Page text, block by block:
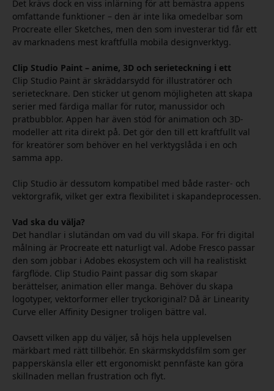
Det krävs dock en viss inlärning för att bemästra appens
omfattande funktioner – den är inte lika omedelbar som
Procreate eller Sketches, men den som investerar tid får ett
av marknadens mest kraftfulla mobila designverktyg.
Clip Studio Paint – anime, 3D och serieteckning i ett
Clip Studio Paint är skräddarsydd för illustratörer och
serietecknare. Den sticker ut genom möjligheten att skapa
serier med färdiga mallar för rutor, manussidor och
pratbubblor. Appen har även stöd för animation och 3D-
modeller att rita direkt på. Det gör den till ett kraftfullt val
för kreatörer som behöver en hel verktygslåda i en och
samma app.
Clip Studio är dessutom kompatibel med både raster- och
vektorgrafik, vilket ger extra flexibilitet i skapandeprocessen.
Vad ska du välja?
Det handlar i slutändan om vad du vill skapa. För fri digital
målning är Procreate ett naturligt val. Adobe Fresco passar
den som jobbar i Adobes ekosystem och vill ha realistiskt
färgflöde. Clip Studio Paint passar dig som skapar
berättelser, animation eller manga. Behöver du skapa
logotyper, vektorformer eller tryckoriginal? Då är Linearity
Curve eller Affinity Designer troligen bättre val.
Oavsett vilken app du väljer, så höjs hela upplevelsen
märkbart med rätt tillbehör. En skärmskyddsfilm som ger
papperskänsla eller ett ergonomiskt pennfäste kan göra
skillnaden mellan frustration och flyt.